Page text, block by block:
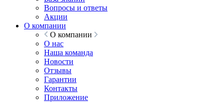
Вопросы и ответы
Акции
О компании
О компании
О нас
Наша команда
Новости
Отзывы
Гарантии
Контакты
Приложение